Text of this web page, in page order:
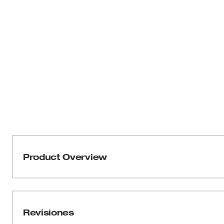
Product Overview
TECHNOLOGY™ de Milwaukee, estos guantes
Revisiones